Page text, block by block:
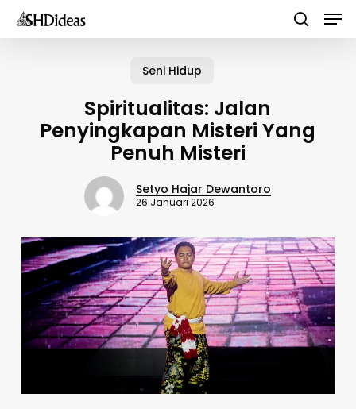
Skip
search
Seni Hidup
Spiritualitas: Jalan
Penyingkapan Misteri Yang
Penuh Misteri
Setyo Hajar Dewantoro
26 Januari 2026